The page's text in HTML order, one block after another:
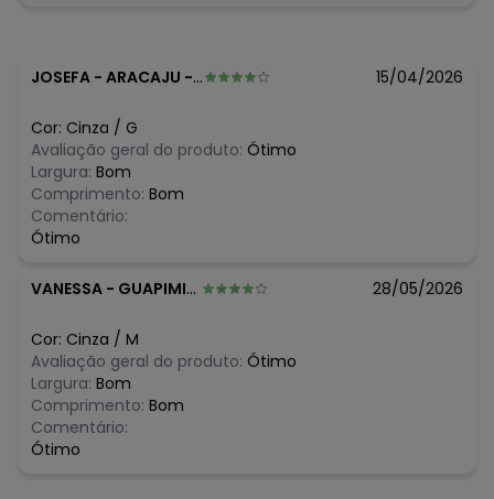
junho/2026 R$ 29,9
abril/2026
março/2026
fevereiro/2026
JOSEFA - ARACAJU - SE 15/04/2026
Cor: Cinza / G
Avaliação geral do produto: Ótimo
Largura: Bom
Comprimento: Bom
Comentário:
Ótimo
VANESSA - GUAPIMIRIM - RJ 28/05/2026
Cor: Cinza / M
Avaliação geral do produto: Ótimo
Largura: Bom
Comprimento: Bom
Comentário:
Ótimo